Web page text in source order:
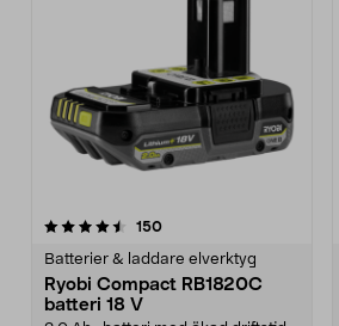
150recensioner
Batterier & laddare elverktyg
Ryobi Compact RB1820C
batteri 18 V
4.5av 5 stjärnor